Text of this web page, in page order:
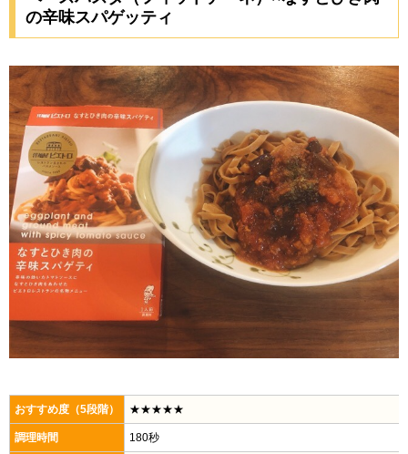
の辛味スパゲッティ
おすすめ度（5段階） ★★★★★
調理時間 180秒